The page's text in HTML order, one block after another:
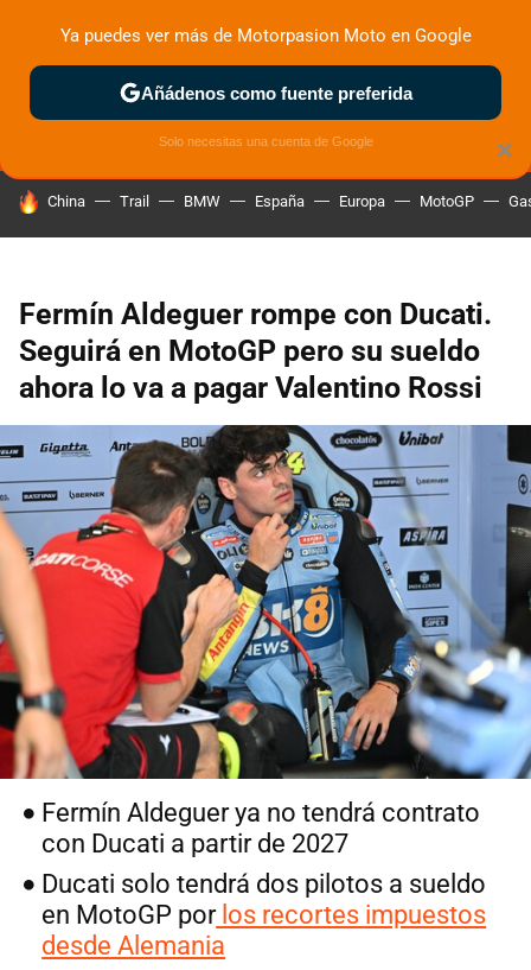
MENÚ NUEVO
ZONA DE PRUEBAS DEPORTIVAS MOTOS ELÉCTRICAS
HOY SE HABLA DE
China Trail BMW España Europa MotoGP
Fermín Aldeguer rompe con Ducati.
Seguirá en MotoGP pero su sueldo
ahora lo va a pagar Valentino Rossi
Fermín Aldeguer ya no tendrá contrato
con Ducati a partir de 2027
Ducati solo tendrá dos pilotos a sueldo
en MotoGP porlos recortes impuestos
desde Alemania
×
Ya puedes ver más de Motorpasion Moto en Google
Añádenos como fuente preferida
Solo necesitas una cuenta de Google